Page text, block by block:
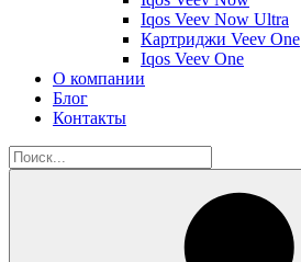
Iqos Veev Now Ultra
Картриджи Veev One
Iqos Veev One
О компании
Блог
Контакты
Искать: